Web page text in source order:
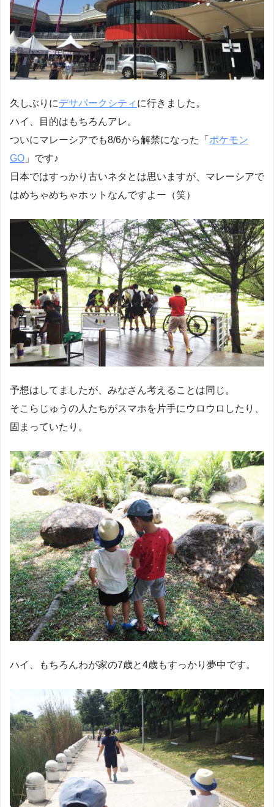
久しぶりにデサパークシティ に行きました。
ハイ、目的はもちろんアレ。
ついにマレーシアでも8/6から解禁になった「 ポケモン
GO 」です♪
日本ではすっかり古いネタとは思いますが、マレーシアで
はめちゃめちゃホットなんですよー（笑）
予想はしてましたが、みなさん考えることは同じ。
そこらじゅうの人たちがスマホを片手にウロウロしたり、
固まっていたり。
ハイ、もちろんわが家の7歳と4歳もすっかり夢中です。